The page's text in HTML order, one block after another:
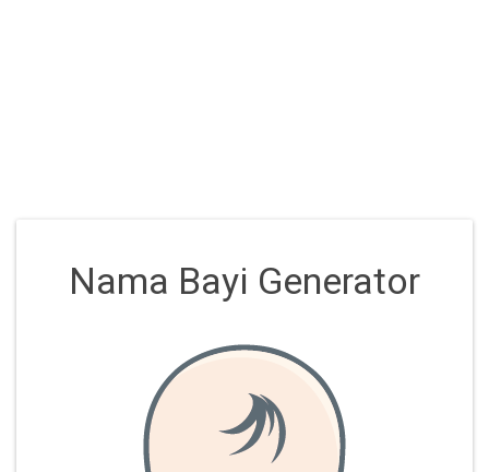
Nama Bayi Generator